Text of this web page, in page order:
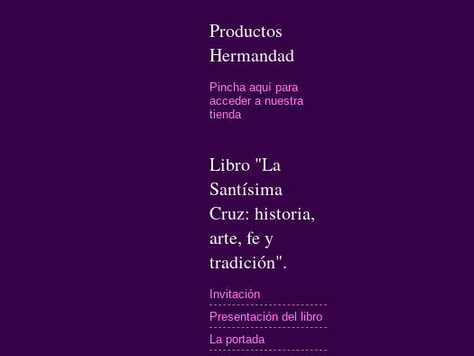
Productos
Hermandad
Pincha aquí para
acceder a nuestra
tienda
Libro "La
Santísima
Cruz: historia,
arte, fe y
tradición".
Invitación
Presentación del libro
La portada